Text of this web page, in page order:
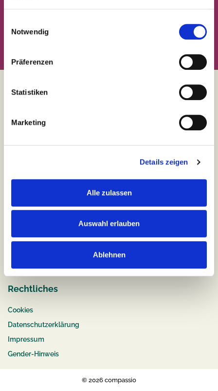
Notwendig
Präferenzen
Statistiken
Marketing
Details zeigen
Alle zulassen
Auswahl erlauben
Ablehnen
Benefits
Ausbildung
Rechtliches
Cookies
Datenschutzerklärung
Impressum
Gender-Hinweis
© 2026 compassio